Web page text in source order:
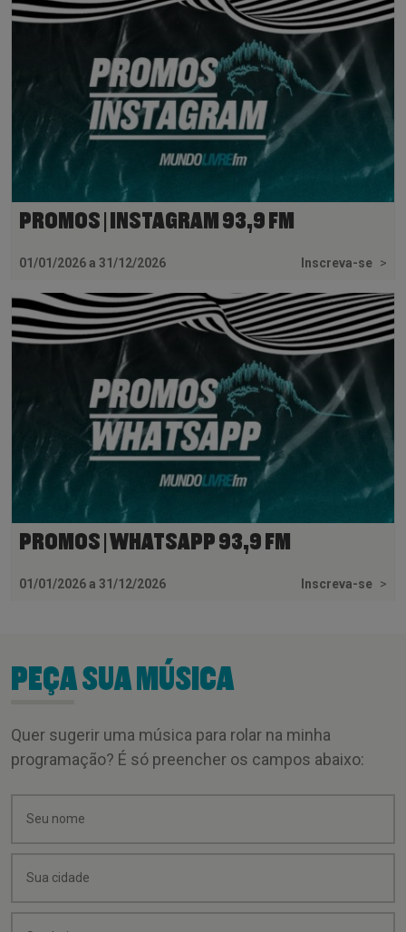
PROMOS | INSTAGRAM 93,9 FM
01/01/2026 a 31/12/2026 Inscreva-se >
PROMOS | WHATSAPP 93,9 FM
01/01/2026 a 31/12/2026 Inscreva-se >
PEÇA SUA MÚSICA
Quer sugerir uma música para rolar na minha
programação? É só preencher os campos abaixo: